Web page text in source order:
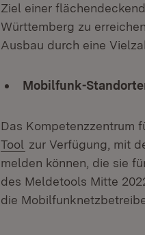
Ziel einer
Württemberg zu
Ausbau durch eine
Mobilfunk-
Das Kompetenzzentrum
Tool (Öffnet in neuem
zur Verfügung, mit
melden können, die sie
des Meldetools Mitte
die